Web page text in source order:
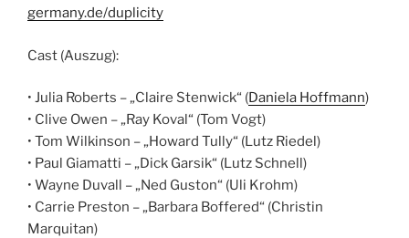
germany.de/duplicity
Cast (Auszug):
• Julia Roberts – „Claire Stenwick“ (Daniela Hoffmann)
• Clive Owen – „Ray Koval“ (Tom Vogt)
• Tom Wilkinson – „Howard Tully“ (Lutz Riedel)
• Paul Giamatti – „Dick Garsik“ (Lutz Schnell)
• Wayne Duvall – „Ned Guston“ (Uli Krohm)
• Carrie Preston – „Barbara Boffered“ (Christin
Marquitan)